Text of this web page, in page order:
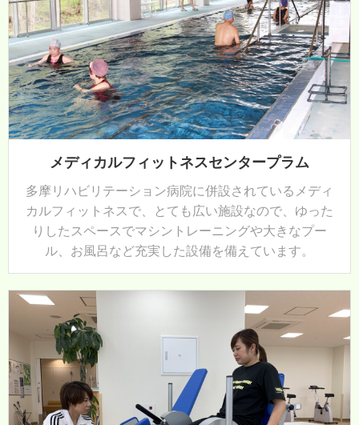
メディカルフィットネスセンタープラム
多摩リハビリテーション病院に併設されているメディ
カルフィットネスで、とても広い施設なので、ゆった
りしたスペースでマシントレーニングや大きなプー
ル、お風呂など充実した設備を備えています。